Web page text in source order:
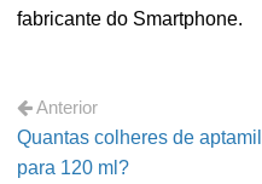
fabricante do Smartphone.
Anterior
Quantas colheres de aptamil
para 120 ml?